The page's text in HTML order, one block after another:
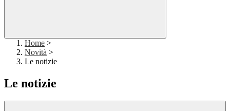
Home >
Novità >
Le notizie
Le notizie